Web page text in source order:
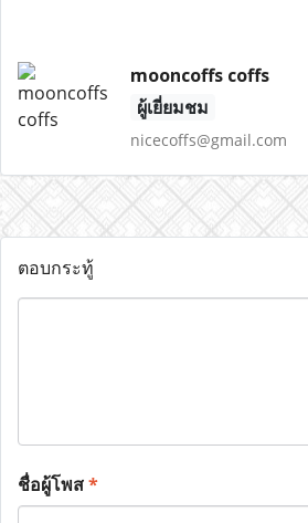
mooncoffs coffs
ผู้เยี่ยมชม
nicecoffs@gmail.com
ตอบกระทู้
ชื่อผู้โพส*